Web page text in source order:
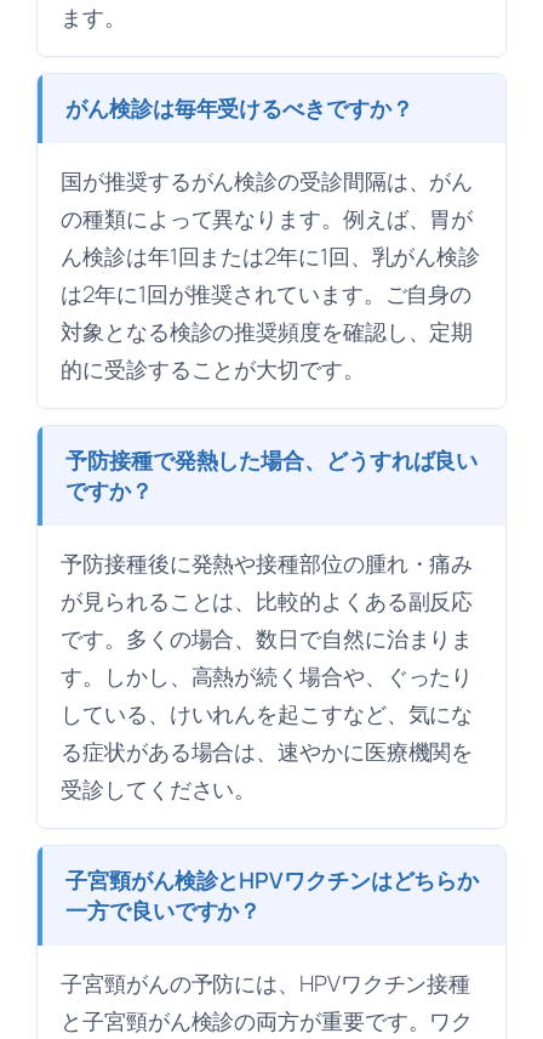
ます。
がん検診は毎年受けるべきですか？
国が推奨するがん検診の受診間隔は、がん
の種類によって異なります。例えば、胃が
ん検診は年1回または2年に1回、乳がん検診
は2年に1回が推奨されています。ご自身の
対象となる検診の推奨頻度を確認し、定期
的に受診することが大切です。
予防接種で発熱した場合、どうすれば良い
ですか？
予防接種後に発熱や接種部位の腫れ・痛み
が見られることは、比較的よくある副反応
です。多くの場合、数日で自然に治まりま
す。しかし、高熱が続く場合や、ぐったり
している、けいれんを起こすなど、気にな
る症状がある場合は、速やかに医療機関を
受診してください。
子宮頸がん検診とHPVワクチンはどちらか
一方で良いですか？
子宮頸がんの予防には、HPVワクチン接種
と子宮頸がん検診の両方が重要です。ワク